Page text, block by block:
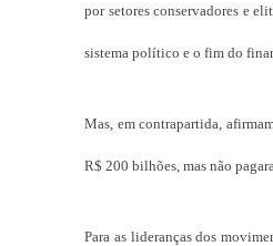
por setores conservadores e
sistema político e o fim do
Mas, em contrapartida,
R$ 200 bilhões, mas não
Para as lideranças dos